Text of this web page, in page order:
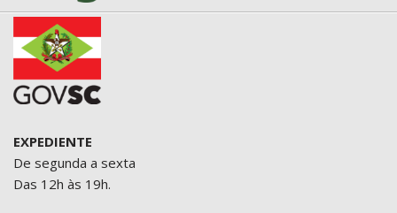
EXPEDIENTE
De segunda a sexta
Das 12h às 19h.